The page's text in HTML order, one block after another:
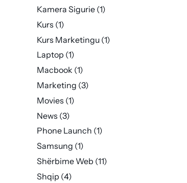
Kamera Sigurie (1)
Kurs (1)
Kurs Marketingu (1)
Laptop (1)
Macbook (1)
Marketing (3)
Movies (1)
News (3)
Phone Launch (1)
Samsung (1)
Shërbime Web (11)
Shqip (4)